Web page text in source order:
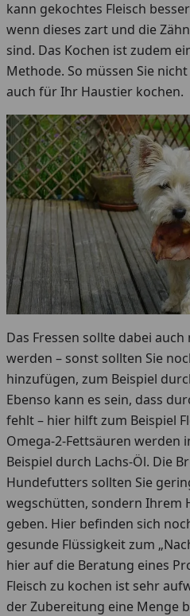
kann gekochtes Fleisch
wenn dieses zart und die
sind. Das Kochen ist zudem
Methode. So müssen Sie
auch für Ihr Haustier kochen.
Das Fressen sollte dabei
werden – sonst sollten Sie
hinzufügen, zum Beispiel
Ebenso kann es sein, dass
fehlt – hier hilft zum Beispiel
Omega-2-Fettsäuren werden
Beispiel durch Lachs-Öl. Die
Hundefutters sollten Sie
wegschütten, sondern Ihrem
geben. Hier befinden sich
gesunde Flüssigkeit zum
hier auf die Beratung eines
Fleisch zu kochen ist sehr
der Zubereitung eine Menge